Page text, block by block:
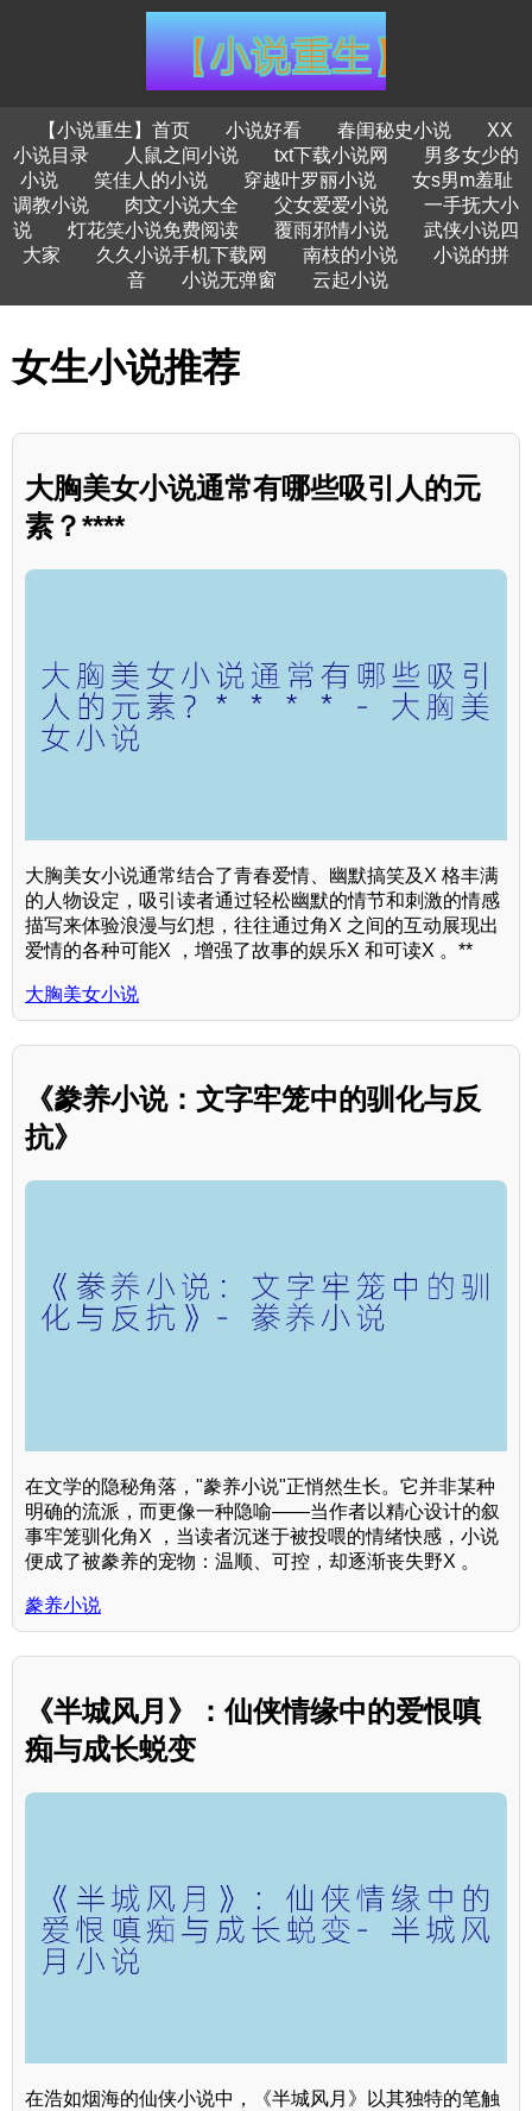
【小说重生】首页 小说好看 春闺秘史小说
XX
小说目录
人鼠之间小说 txt下载小说网
男多女少的
小说
笑佳人的小说 穿越叶罗丽小说
女s男m羞耻
调教小说
肉文小说大全 父女爱爱小说
一手抚大小
说
灯花笑小说免费阅读 覆雨邪情小说
武侠小说四
大家
久久小说手机下载网 南枝的小说
小说的拼
音
小说无弹窗 云起小说
女生小说推荐
大胸美女小说通常有哪些吸引人的元
素？****
大胸美女小说通常结合了青春爱情、幽默搞笑及X 格丰满
的人物设定，吸引读者通过轻松幽默的情节和刺激的情感
描写来体验浪漫与幻想，往往通过角X 之间的互动展现出
爱情的各种可能X ，增强了故事的娱乐X 和可读X 。**
大胸美女小说
《豢养小说：文字牢笼中的驯化与反
抗》
在文学的隐秘角落，"豢养小说"正悄然生长。它并非某种
明确的流派，而更像一种隐喻——当作者以精心设计的叙
事牢笼驯化角X ，当读者沉迷于被投喂的情绪快感，小说
便成了被豢养的宠物：温顺、可控，却逐渐丧失野X 。
豢养小说
《半城风月》：仙侠情缘中的爱恨嗔
痴与成长蜕变
在浩如烟海的仙侠小说中，《半城风月》以其独特的笔触